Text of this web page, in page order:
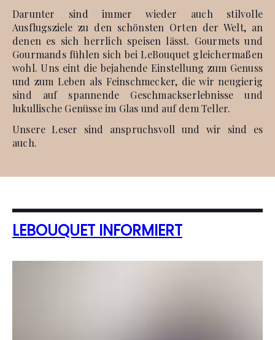
Darunter sind immer wieder auch stilvolle
Ausflugsziele zu den schönsten Orten der Welt, an
denen es sich herrlich speisen lässt. Gourmets und
Gourmands fühlen sich bei LeBouquet gleichermaßen
wohl. Uns eint die bejahende Einstellung zum Genuss
und zum Leben als Feinschmecker, die wir neugierig
sind auf spannende Geschmackserlebnisse und
lukullische Genüsse im Glas und auf dem Teller.
Unsere Leser sind anspruchsvoll und wir sind es
auch.
LEBOUQUET INFORMIERT